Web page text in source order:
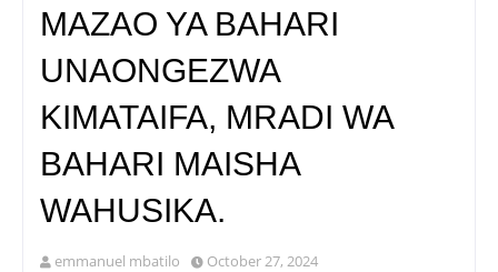
MAZAO YA BAHARI
UNAONGEZWA
KIMATAIFA, MRADI WA
BAHARI MAISHA
WAHUSIKA.
emmanuel mbatilo October 27, 2024